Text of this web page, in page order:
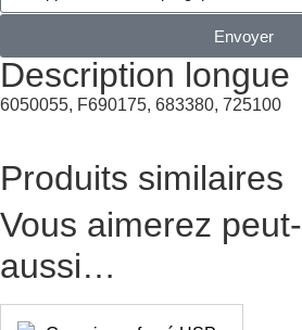
Envoyer
Description longue
6050055, F690175, 683380, 725100
Produits similaires
Vous aimerez
aussi…